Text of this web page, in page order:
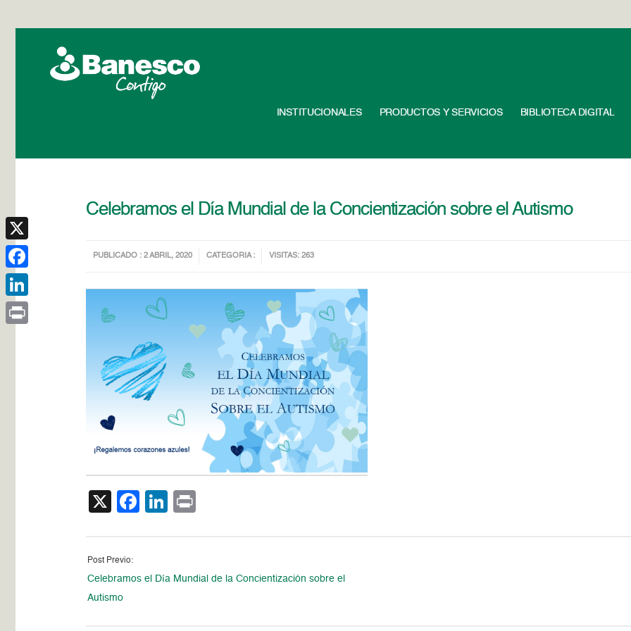
INSTITUCIONALES PRODUCTOS Y SERVICIOS BIBLIOTECA DIGITAL
Celebramos el Día Mundial de la Concientización sobre el Autismo
PUBLICADO : 2 ABRIL, 2020 CATEGORIA : VISITAS: 263
X Facebook
LinkedIn
Post Previo:
Celebramos el Día Mundial de la Concientización sobre el
Autismo
X
Facebook
LinkedIn